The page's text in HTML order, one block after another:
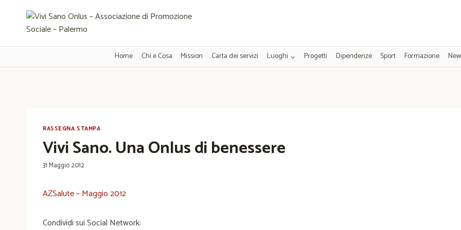
contenuto
Home Chi e Cosa Mission Carta dei servizi Luoghi Progetti Dipendenze Sport Formazione
RASSEGNA STAMPA
Vivi Sano. Una Onlus di benessere
31 Maggio 2012
AZSalute – Maggio 2012
Condividi sui Social Network: